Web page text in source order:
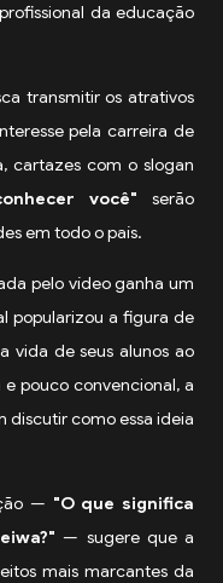
da educação
transmitir os atrativos
pela carreira de
cartazes com o slogan
você" serão
em todo o país.
pelo vídeo ganha um
popularizou a figura de
vida de seus alunos ao
pouco convencional, a
discutir como essa ideia
— "O que significa
— sugere que a
mais marcantes da